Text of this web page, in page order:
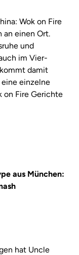
Wok on Fire
an einen Ort.
und
im Vier-
damit
einzelne
on Fire Gerichte
aus München:
hat Uncle